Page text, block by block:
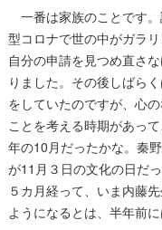
一番は家族のことです
型コロナで世の中がガラ
自分の申請を見つめ直さ
りました。その後しばら
をしていたのですが、心
ことを考える時期があっ
年の10月だったかな。秦
が11月３日の文化の日だ
５カ月経って、いま内藤
ようになるとは、半年前